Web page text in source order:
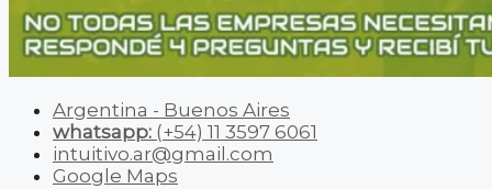
Argentina - Buenos Aires
whatsapp: (+54) 11 3597 6061
intuitivo.ar@gmail.com
Google Maps